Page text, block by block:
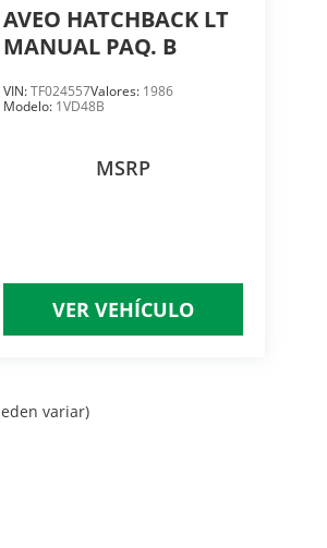
AVEO HATCHBACK LT
MANUAL PAQ. B
VIN:TF024557Valores: 1986
Modelo: 1VD48B
MSRP
VER VEHÍCULO
variar)